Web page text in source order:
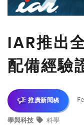
IAR推出
配備經驗
推廣新聞稿
學與科技 科學